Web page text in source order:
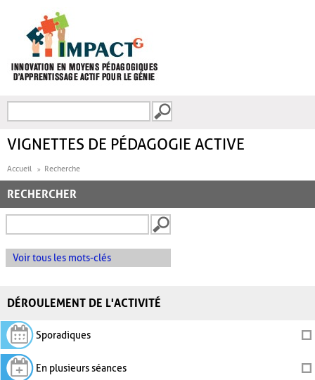
FORMULAIRE DE
VIGNETTES DE PÉDAGOGIE ACTIVE
Accueil Recherche
RECHERCHER
Voir tous les mots-clés
DÉROULEMENT DE L'ACTIVITÉ
Sporadiques
En plusieurs séances